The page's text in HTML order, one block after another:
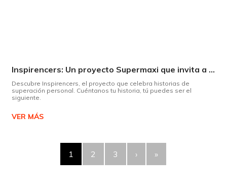
Inspirencers: Un proyecto Supermaxi que invita a ser parte del cambio.
Descubre Inspirencers, el proyecto que celebra historias de
superación personal. Cuéntanos tu historia, tú puedes ser el
siguiente.
VER MÁS
1 2 3 › »